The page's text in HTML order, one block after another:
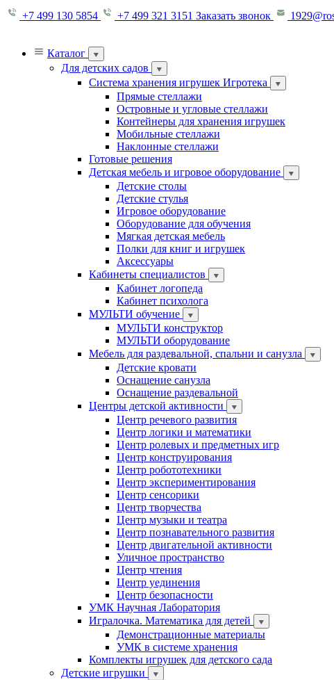
+7 499 130 5854 +7 499 321 3151 Заказать звонок
Каталог
Для детских садов
Система хранения игрушек Игротека
Прямые стеллажи
Островные и угловые стеллажи
Контейнеры для хранения игрушек
Мобильные стеллажи
Наклонные стеллажи
Готовые решения
Детская мебель и игровое оборудование
Детские столы
Детские стулья
Игровое оборудование
Оборудование для обучения
Мягкая детская мебель
Полки для книг и игрушек
Аксессуары
Кабинеты специалистов
Кабинет логопеда
Кабинет психолога
МУЛЬТИ обучение
МУЛЬТИ конструктор
МУЛЬТИ оборудование
Мебель для раздевальной, спальни и санузла
Детские кровати
Оснащение санузла
Оснащение раздевальной
Центры детской активности
Центр речевого развития
Центр логики и математики
Центр ролевых и предметных игр
Центр конструирования
Центр робототехники
Центр экспериментирования
Центр сенсорики
Центр творчества
Центр музыки и театра
Центр познавательного развития
Центр двигательной активности
Уличное пространство
Центр чтения
Центр уединения
Центр безопасности
УМК Научная Лаборатория
Игралочка. Математика для детей
Демонстрационные материалы
УМК в системе хранения
Комплекты игрушек для детского сада
Детские игрушки